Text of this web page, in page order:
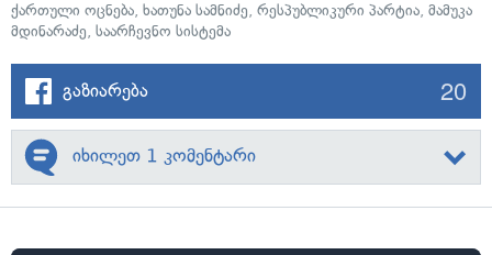
ქართული ოცნება, ხათუნა სამნიძე, რესპუბლიკური პარტია, მამუკა
მდინარაძე, საარჩევნო სისტემა
გაზიარება 20
იხილეთ 1 კომენტარი